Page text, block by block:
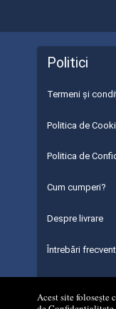
Acest site folosește
Politici
Termeni și
Politica de
Politica de
Cum cumperi?
Despre livrare
Întrebări